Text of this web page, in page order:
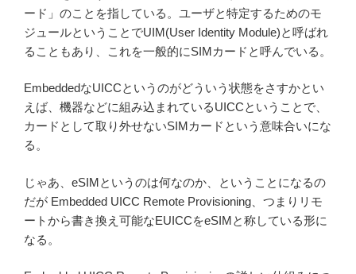
ード」のことを指している。ユーザと特定するためのモ
ジュールということでUIM(User Identity Module)と呼ばれ
ることもあり、これを一般的にSIMカードと呼んでいる。
EmbeddedなUICCというのがどういう状態をさすかとい
えば、機器などに組み込まれているUICCということで、
カードとして取り外せないSIMカードという意味合いにな
る。
じゃあ、eSIMというのは何なのか、ということになるの
だが Embedded UICC Remote Provisioning、つまりリモ
ートから書き換え可能なEUICCをeSIMと称している形に
なる。